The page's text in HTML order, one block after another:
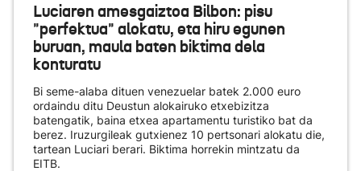
Luciaren amesgaiztoa Bilbon: pisu
"perfektua" alokatu, eta hiru egunen
buruan, maula baten biktima dela
konturatu
Bi seme-alaba dituen venezuelar batek 2.000 euro
ordaindu ditu Deustun alokairuko etxebizitza
batengatik, baina etxea apartamentu turistiko bat da
berez. Iruzurgileak gutxienez 10 pertsonari alokatu die,
tartean Luciari berari. Biktima horrekin mintzatu da
EITB.